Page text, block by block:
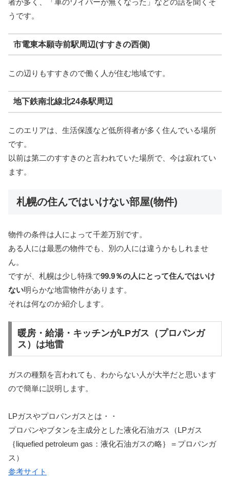
者が多く、「車のワイパーが無くなった」などの話を聞くそ
うです。
市電東本願寺前駅周辺(すすきの西側)
この辺りもすすきので働く人が住む地域です。
地下鉄南北線北24条駅周辺
このエリアは、生活保護など低所得者が多く住んでいる場所
です。
以前は第二のすすきのと言われていた場所で、今は寂れてい
ます。
札幌の住んではいけない部屋(物件)
物件の条件は人によって千差万別です。
ある人には最悪の物件でも、別の人には違うかもしれませ
ん。
ですが、札幌は少し特殊で99.9％の人にとって住んではいけ
ない明らかな地雷物件があります。
それは何なのか紹介します。
暖房・給湯・キッチンがLPガス（プロパンガ
ス）は地雷
ガスの種類を言われても、わからない人が大半だと思います
ので簡単に説明します。
LPガスやプロパンガスとは・・
プロパンやブタンを主成分とした液化石油ガス（LPガス
｛liquefied petroleum gas：液化石油ガスの略｝＝プロパンガ
ス）
参考サイト